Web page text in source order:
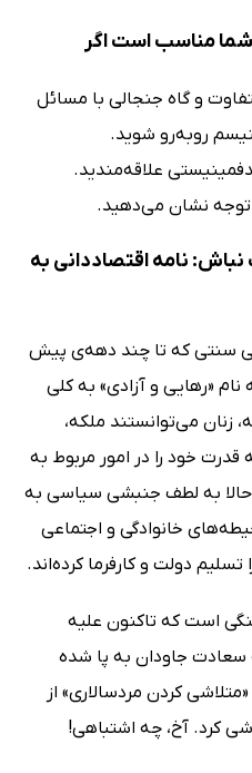
مناسب است اگر
و گاه جنجالی با مسائل
روبه‌رو شوید.
علاقه‌مندید.
توجه نشان می‌دهید.
نامه اقتصاددانی به
سنتی که تا چند دهه‌ی پیش
«رهایی و آزادی» به کلی
می‌توانستند ملکه،
خود را در امور مربوط به
حالا به لطف جنبشی سیاسی به
خانوادگی و اجتماعی
تسلیم دولت و کارفرما کرده‌اند.
است که تاکنون علیه
جاودان به پا شده
کردن مردسالاری» از
کرد. آخ، چه اشتباهی!